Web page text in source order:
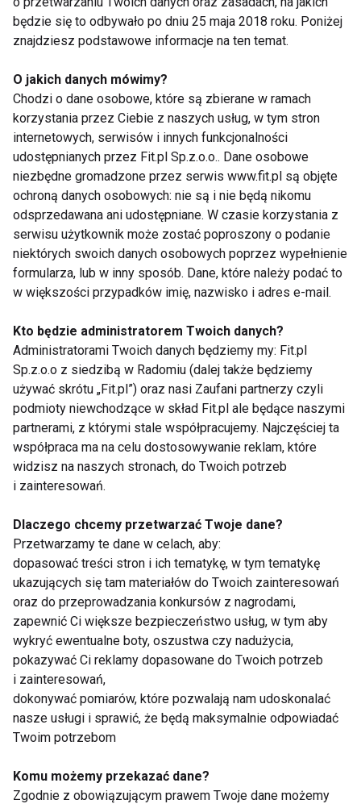
Wiele sygnałów wskazuje na choroby
internistyczne. Ból może być umiejscowiony w
łopatkami i przez nerwy międzyżebrowe promieniuje
półkoliście wokół klatki piersiowej (mamy wrażenie,
że bolą nas żebra). Jest symetryczny albo
występuje po jednej stronie ciała. Gdy boli po lewej,
myślimy, że to serce, gdy po prawej, że wątroba. „Ból
serca” nasila się przy wdechu. Może towarzyszyć
mu duszność, kurcze oskrzeli (przypominają astmę),
zaburzenie krążenia z wysokim lub za niskim
ciśnieniem. Takie bóle przytrafiają się aktywnym
zawodowo 35–45-latkom, przemęczonym, żyjącym
doświadczonego lekarza. Wtedy chorzy lądują w
szpitalu z podejrzeniem choroby wieńcowej, a
nawet zawału.
Kręgosłup lędźwiowy – nogi jak z waty
Obok karku jest najbardziej obciążony. Wprawdzie
kręgi lędźwiowe są mocne, ale to nie chroni przed
dolegliwościami. Dlatego aż 2/3 wszystkich
schorzeń kręgosłupa dotyczy tego odcinka.
Objawiają się przewlekłym lub ostrym bólem w
okolicy krzyża lub w pasie. Ból może promieniować
do jednej lub obu nóg albo do jednego lub obu
pośladków. Czasem wydaje się, że boli brzuch czy
nerka. Nierzadko do złudzenia przypomina ból
towarzyszący miesiączce lub problemom
ginekologicznym. Często jedynym sygnałem, że coś
dzieje się z kręgosłupem, jest mrowienie i
drętwienie jednej lub obu nóg. Wszystkie tego typu
będzie się to odbywało po dniu 25 maja 2018 roku. Poniżej
znajdziesz podstawowe informacje na ten temat.
O jakich danych mówimy?
Chodzi o dane osobowe, które są zbierane w ramach
korzystania przez Ciebie z naszych usług, w tym stron
internetowych, serwisów i innych funkcjonalności
udostępnianych przez Fit.pl Sp.z.o.o.. Dane osobowe
niezbędne gromadzone przez serwis www.fit.pl są objęte
ochroną danych osobowych: nie są i nie będą nikomu
odsprzedawana ani udostępniane. W czasie korzystania z
serwisu użytkownik może zostać poproszony o podanie
niektórych swoich danych osobowych poprzez wypełnienie
formularza, lub w inny sposób. Dane, które należy podać to
w większości przypadków imię, nazwisko i adres e-mail.
Kto będzie administratorem Twoich danych?
Administratorami Twoich danych będziemy my: Fit.pl
Sp.z.o.o z siedzibą w Radomiu (dalej także będziemy
używać skrótu „Fit.pl”) oraz nasi Zaufani partnerzy czyli
podmioty niewchodzące w skład Fit.pl ale będące naszymi
partnerami, z którymi stale współpracujemy. Najczęściej ta
współpraca ma na celu dostosowywanie reklam, które
widzisz na naszych stronach, do Twoich potrzeb
i zainteresowań.
Dlaczego chcemy przetwarzać Twoje dane?
Przetwarzamy te dane w celach, aby:
dopasować treści stron i ich tematykę, w tym tematykę
ukazujących się tam materiałów do Twoich zainteresowań
oraz do przeprowadzania konkursów z nagrodami,
zapewnić Ci większe bezpieczeństwo usług, w tym aby
wykryć ewentualne boty, oszustwa czy nadużycia,
pokazywać Ci reklamy dopasowane do Twoich potrzeb
i zainteresowań,
dokonywać pomiarów, które pozwalają nam udoskonalać
nasze usługi i sprawić, że będą maksymalnie odpowiadać
Twoim potrzebom
Komu możemy przekazać dane?
Zgodnie z obowiązującym prawem Twoje dane możemy